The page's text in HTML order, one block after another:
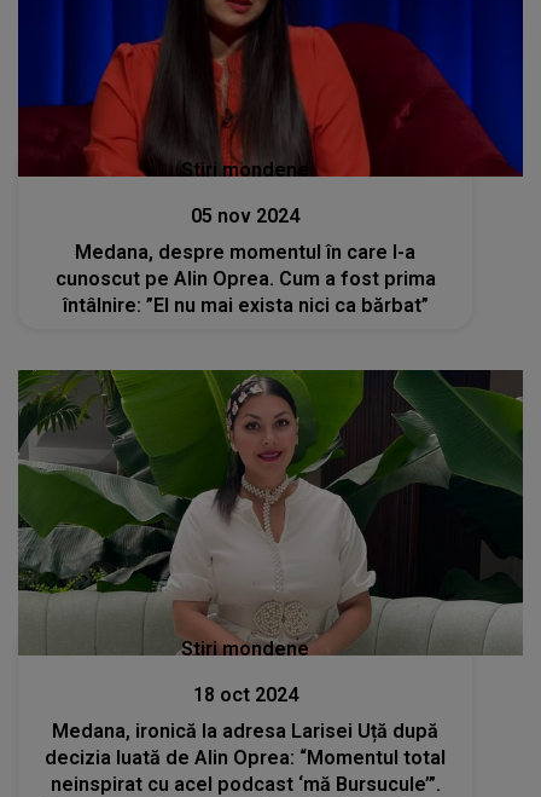
Stiri mondene
05 nov 2024
Medana, despre momentul în care l-a
cunoscut pe Alin Oprea. Cum a fost prima
întâlnire: ”El nu mai exista nici ca bărbat”
Stiri mondene
18 oct 2024
Medana, ironică la adresa Larisei Uță după
decizia luată de Alin Oprea: “Momentul total
neinspirat cu acel podcast ‘mă Bursucule’”.